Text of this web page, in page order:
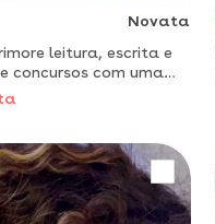
Novata
leitura, escrita e
concursos com uma